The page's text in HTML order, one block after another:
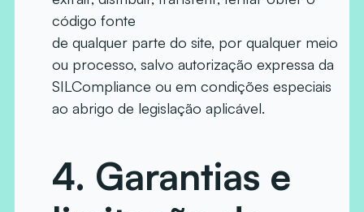
código fonte
de qualquer parte do site, por qualquer meio
ou processo, salvo autorização expressa da
SILCompliance ou em condições especiais
ao abrigo de legislação aplicável.
4. Garantias e